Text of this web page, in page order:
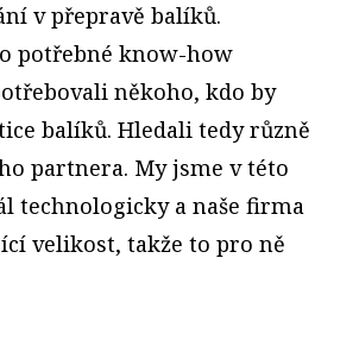
v přepravě balíků.
potřebné know­-how
někoho, kdo by
balíků. Hledali tedy různě
partnera. My jsme v této
technologicky a naše firma
velikost, takže to pro ně